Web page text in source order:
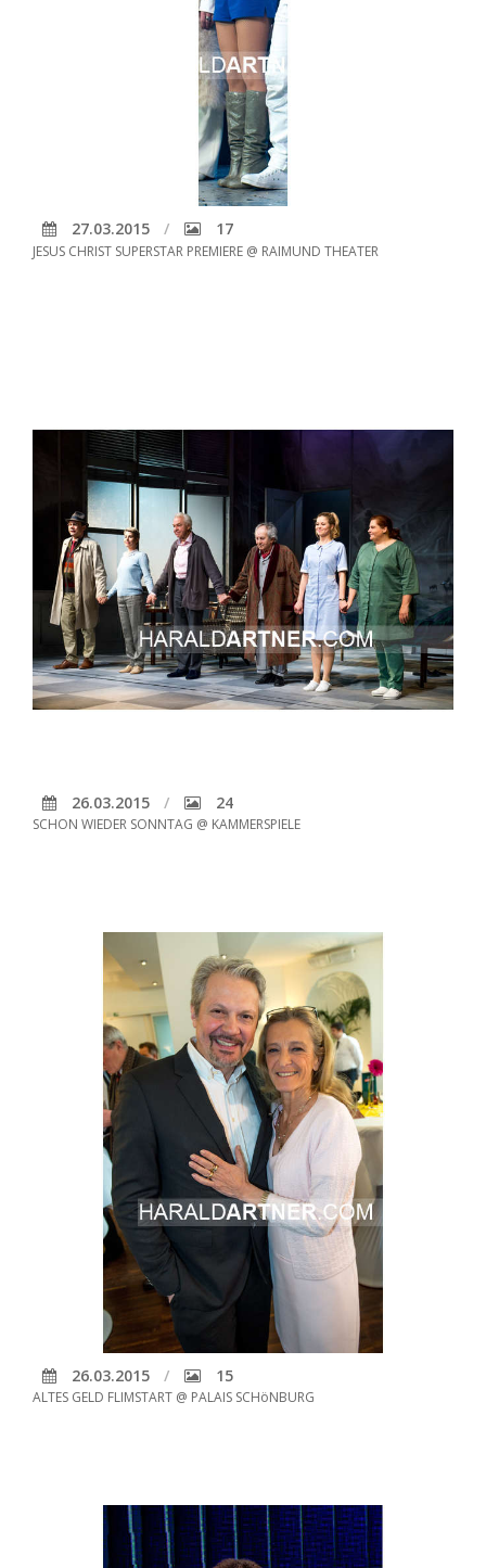
27.03.2015 17
JESUS CHRIST SUPERSTAR PREMIERE @ RAIMUND THEATER
26.03.2015 24
SCHON WIEDER SONNTAG @ KAMMERSPIELE
26.03.2015 15
ALTES GELD FLIMSTART @ PALAIS SCHöNBURG